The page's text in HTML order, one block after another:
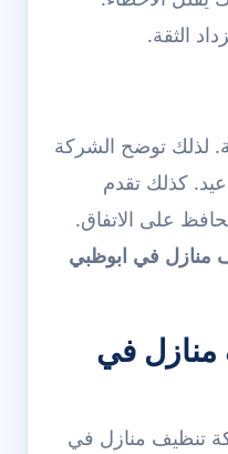
الثقة.
لذلك توضح الشركة
كذلك تقدم
على الاتفاق.
منازل في ابوظبي
في
تنظيف منازل في